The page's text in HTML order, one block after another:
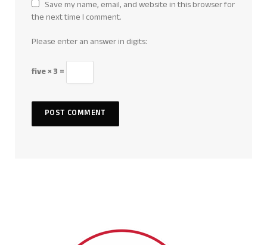
Save my name, email, and website in this browser for
the next time I comment.
Please enter an answer in digits:
five × 3 =